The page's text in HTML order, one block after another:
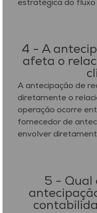
estratégica do fluxo
4 - A
afeta o
A antecipação de
diretamente o
operação ocorre
fornecedor de
envolver
5 - Qual